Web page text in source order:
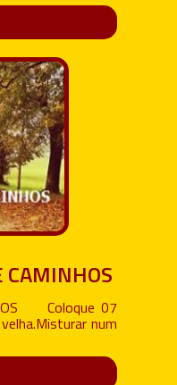
CAMINHOS
Coloque 07
num